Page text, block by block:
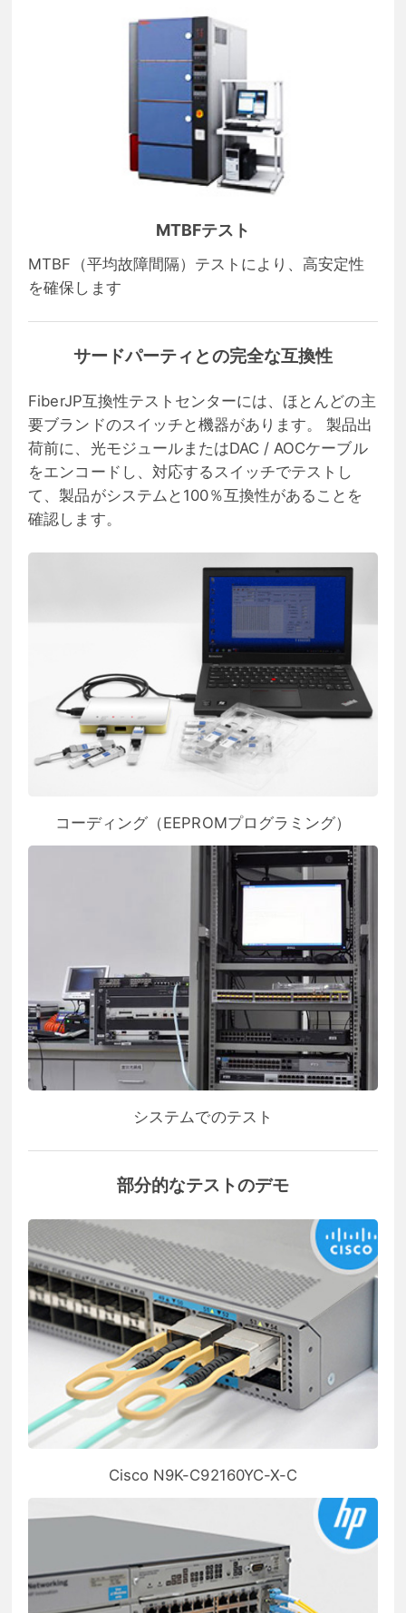
MTBFテスト
MTBF（平均故障間隔）テストにより、高安定性
を確保します
サードパーティとの完全な互換性
FiberJP互換性テストセンターには、ほとんどの主
要ブランドのスイッチと機器があります。 製品出
荷前に、光モジュールまたはDAC / AOCケーブル
をエンコードし、対応するスイッチでテストし
て、製品がシステムと100％互換性があることを
確認します。
コーディング（EEPROMプログラミング）
システムでのテスト
部分的なテストのデモ
Cisco N9K-C92160YC-X-C